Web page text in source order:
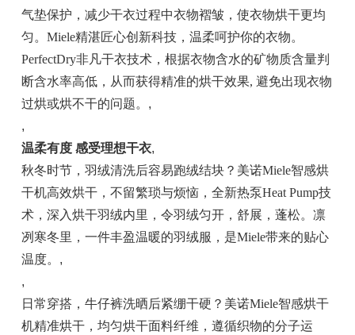
气垫保护，减少干衣过程中衣物褶皱，使衣物烘干更均
匀。Miele精湛匠心创新科技，温柔呵护你的衣物。
PerfectDry非凡干衣技术，根据衣物含水的矿物质含量判
断含水率高低，从而获得精准的烘干效果, 避免出现衣物
过烘或烘不干的问题。 ,
,
温柔有度 感受理想干衣,
秋冬时节，羽绒清洗后容易跑绒结块？美诺Miele智感烘
干机高效烘干，不留繁琐与烦恼，全新热泵Heat Pump技
术，深入烘干羽绒内里，令羽绒匀开，舒展，蓬松。凛
冽寒冬里，一件丰盈温暖的羽绒服，是Miele带来的贴心
温度。 ,
,
日常穿搭，牛仔裤洗晒后紧绷干硬？美诺Miele智感烘干
机精准烘干，均匀烘干面料纤维，遵循织物的分子运